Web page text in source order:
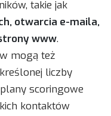
takie jak
otwarcia e-maila,
www.
mogą też
liczby
scoringowe
kontaktów